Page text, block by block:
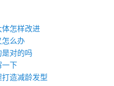
怎样改进
么办
对的吗
一下
造减龄发型